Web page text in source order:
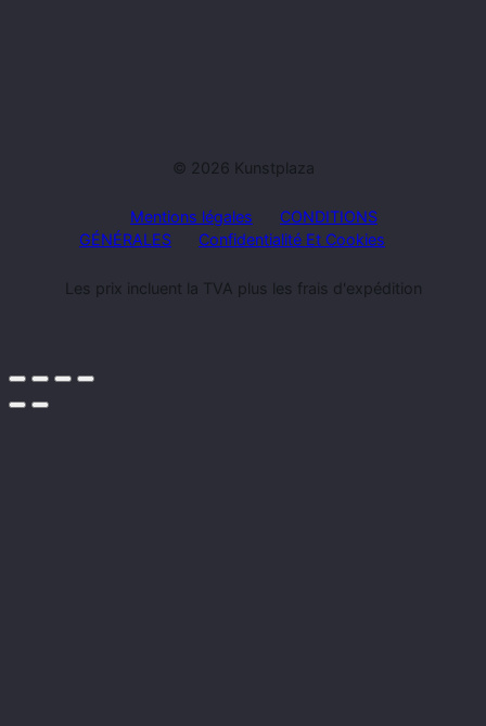
© 2026 Kunstplaza
Mentions légales
CONDITIONS
GÉNÉRALES
Confidentialité Et Cookies
Les prix incluent la TVA plus les frais d'expédition